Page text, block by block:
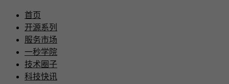
首页
开源系列
服务市场
一秒学院
技术圈子
科技快讯